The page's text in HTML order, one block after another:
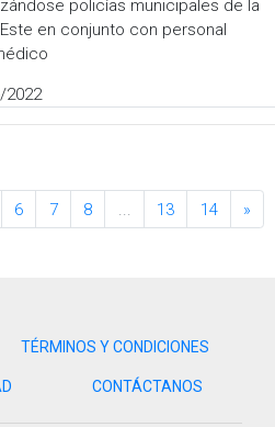
policías municipales de la
en conjunto con personal
2022
6 7 8 13 14 »
TÉRMINOS Y CONDICIONES
CONTÁCTANOS